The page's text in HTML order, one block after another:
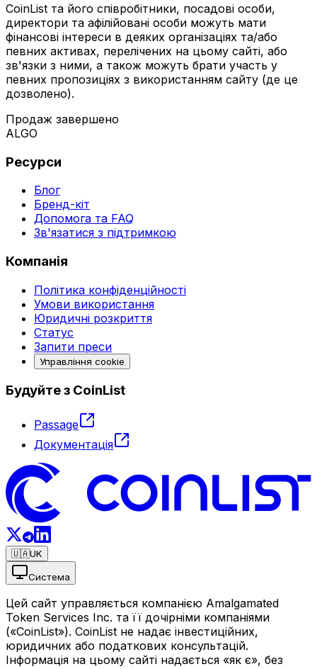
CoinList та його співробітники, посадові особи,
директори та афілійовані особи можуть мати
фінансові інтереси в деяких організаціях та/або
певних активах, перелічених на цьому сайті, або
зв'язки з ними, а також можуть брати участь у
певних пропозиціях з використанням сайту (де це
дозволено).
Продаж завершено
ALGO
Ресурси
Блог
Бренд-кіт
Допомога та FAQ
Зв'язатися з підтримкою
Компанія
Політика конфіденційності
Умови використання
Юридичні розкриття
Статус
Запити преси
Управління cookie
Будуйте з CoinList
Passage
Документація
🇺🇦UK
Система
Цей сайт управляється компанією Amalgamated
Token Services Inc. та її дочірніми компаніями
(«CoinList»). CoinList не надає інвестиційних,
юридичних або податкових консультацій.
Інформація на цьому сайті надається «як є», без